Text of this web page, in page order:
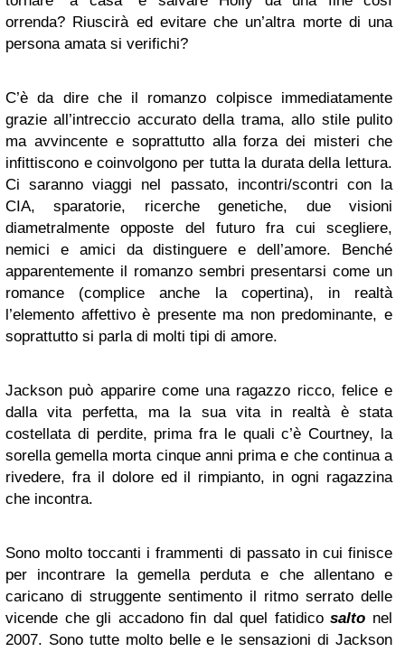
orrenda? Riuscirà ed evitare che un’altra morte di una
persona amata si verifichi?
C’è da dire che il romanzo colpisce immediatamente
grazie all’intreccio accurato della trama, allo stile pulito
ma avvincente e soprattutto alla forza dei misteri che
infittiscono e coinvolgono per tutta la durata della lettura.
Ci saranno viaggi nel passato, incontri/scontri con la
CIA, sparatorie, ricerche genetiche, due visioni
diametralmente opposte del futuro fra cui scegliere,
nemici e amici da distinguere e dell’amore. Benché
apparentemente il romanzo sembri presentarsi come un
romance (complice anche la copertina), in realtà
l’elemento affettivo è presente ma non predominante, e
soprattutto si parla di molti tipi di amore.
Jackson può apparire come una ragazzo ricco, felice e
dalla vita perfetta, ma la sua vita in realtà è stata
costellata di perdite, prima fra le quali c’è Courtney, la
sorella gemella morta cinque anni prima e che continua a
rivedere, fra il dolore ed il rimpianto, in ogni ragazzina
che incontra.
Sono molto toccanti i frammenti di passato in cui finisce
per incontrare la gemella perduta e che allentano e
caricano di struggente sentimento il ritmo serrato delle
vicende che gli accadono fin dal quel fatidicosalto nel
2007. Sono tutte molto belle e le sensazioni di Jackson